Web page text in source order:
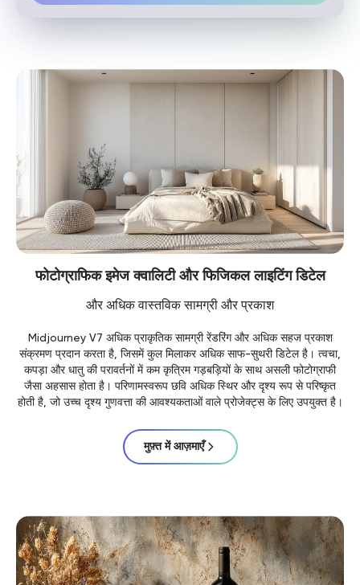
फोटोग्राफिक इमेज क्वालिटी और फिजिकल लाइटिंग डिटेल
और अधिक वास्तविक सामग्री और प्रकाश
Midjourney V7 अधिक प्राकृतिक सामग्री रेंडरिंग और अधिक सहज प्रकाश
संक्रमण प्रदान करता है, जिसमें कुल मिलाकर अधिक साफ-सुथरी डिटेल है। त्वचा,
कपड़ा और धातु की परावर्तनों में कम कृत्रिम गड़बड़ियों के साथ असली फोटोग्राफी
जैसा अहसास होता है। परिणामस्वरूप छवि अधिक स्थिर और दृश्य रूप से परिष्कृत
होती है, जो उच्च दृश्य गुणवत्ता की आवश्यकताओं वाले प्रोजेक्ट्स के लिए उपयुक्त है।
मुफ़्त में आज़माएँ